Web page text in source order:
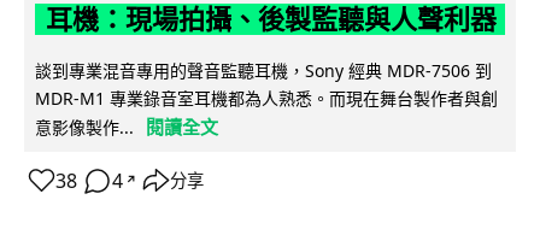
耳機：現場拍攝、後製監聽與人聲利器
談到專業混音專用的聲音監聽耳機，Sony 經典 MDR-7506 到
MDR-M1 專業錄音室耳機都為人熟悉。而現在舞台製作者與創
意影像製作...
閱讀全文
38 4 ↗ 分享